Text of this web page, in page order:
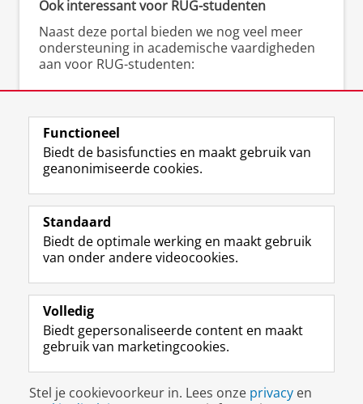
Ook interessant voor RUG-studenten
Naast deze portal bieden we nog veel meer
ondersteuning in academische vaardigheden
aan voor RUG-studenten:
▸Gratis schrijfcoachingbij het Schrijfcentrum
▸Scriptieschrijfdagenbij het Schrijfcentrum
▸Cursussen en workshops
schrijven bij het Talencentrum
Volg ons op
a
c
b
k
p
a
g
n
s
a
a
m
-
a
i
e
n
p
a
o
u
-
a
n
Meer info
Contact
Disclaimer & Copyright
Functioneel
Biedt de basisfuncties en maakt gebruik van
geanonimiseerde cookies.
Standaard
Biedt de optimale werking en maakt gebruik
van onder andere videocookies.
Volledig
Biedt gepersonaliseerde content en maakt
gebruik van marketingcookies.
Stel je cookievoorkeur in. Lees onze privacy en